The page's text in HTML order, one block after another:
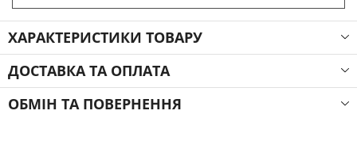
ХАРАКТЕРИСТИКИ ТОВАРУ
ДОСТАВКА ТА ОПЛАТА
ОБМІН ТА ПОВЕРНЕННЯ